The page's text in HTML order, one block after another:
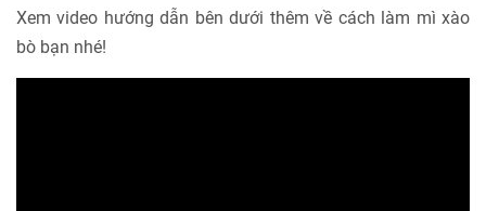
Xem video hướng dẫn bên dưới thêm về cách làm mì xào
bò bạn nhé!